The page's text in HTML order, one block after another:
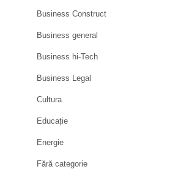
Business Construct
Business general
Business hi-Tech
Business Legal
Cultura
Educație
Energie
Fără categorie